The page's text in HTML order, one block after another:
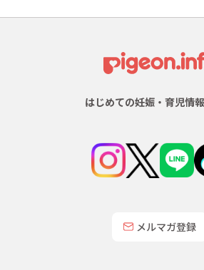
はじめての妊娠・育児情
メルマガ登録